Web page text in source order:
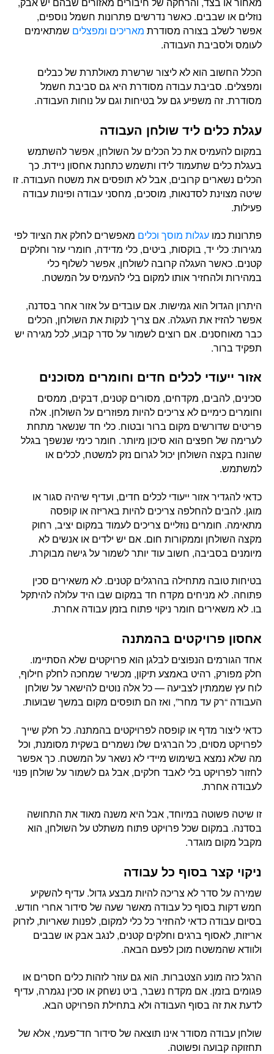
נוזלים או שבבים. כאשר נדרשים פתרונות חשמל נוספים,
אפשר לשלב בצורה מסודרת מאריכים ומפצלים שמתאימים
לעומס ולסביבת העבודה.
הכלל החשוב הוא לא ליצור שרשרת מאולתרת של כבלים
ומפצלים. סביבת עבודה מסודרת היא גם סביבת חשמל
מסודרת. זה משפיע גם על בטיחות וגם על נוחות העבודה.
עגלת כלים ליד שולחן העבודה
במקום להעמיס את כל הכלים על השולחן, אפשר להשתמש
בעגלת כלים שתעמוד לידו ותשמש כתחנת אחסון ניידת. כך
הכלים נשארים קרובים, אבל לא תופסים את משטח העבודה. זו
שיטה מצוינת לסדנאות, מוסכים, מחסני עבודה ופינות עבודה
פעילות.
פתרונות כמו עגלות מוסך וכלים מאפשרים לחלק את הציוד לפי
מגירות: כלי יד, בוקסות, ביטים, כלי מדידה, חומרי עזר וחלקים
קטנים. כאשר העגלה קרובה לשולחן, אפשר לשלוף כלי
במהירות ולהחזיר אותו למקום בלי להעמיס על המשטח.
היתרון הגדול הוא גמישות. אם עובדים על אזור אחר בסדנה,
אפשר להזיז את העגלה. אם צריך לנקות את השולחן, הכלים
כבר מאוחסנים. אם רוצים לשמור על סדר קבוע, לכל מגירה יש
תפקיד ברור.
אזור ייעודי לכלים חדים וחומרים מסוכנים
סכינים, להבים, מקדחים, מסורים קטנים, דבקים, ממסים
וחומרים כימיים לא צריכים להיות מפוזרים על השולחן. אלה
פריטים שדורשים מקום ברור ובטוח. כלי חד שנשאר מתחת
לערימה של חפצים הוא סיכון מיותר. חומר כימי שנשפך בגלל
שהונח בקצה השולחן יכול לגרום נזק למשטח, לכלים או
למשתמש.
כדאי להגדיר אזור ייעודי לכלים חדים, ועדיף שיהיה סגור או
מוגן. להבים להחלפה צריכים להיות באריזה או קופסה
מתאימה. חומרים נוזליים צריכים לעמוד במקום יציב, רחוק
מקצה השולחן וממקורות חום. אם יש ילדים או אנשים לא
מיומנים בסביבה, חשוב עוד יותר לשמור על גישה מבוקרת.
בטיחות טובה מתחילה בהרגלים קטנים. לא משאירים סכין
פתוחה. לא מניחים מקדח חד במקום שבו היד עלולה להיתקל
בו. לא משאירים חומר ניקוי פתוח בזמן עבודה אחרת.
אחסון פרויקטים בהמתנה
אחד הגורמים הנפוצים לבלגן הוא פרויקטים שלא הסתיימו.
חלק מפורק, רהיט באמצע תיקון, מכשיר שמחכה לחלק חילוף,
לוח עץ שממתין לצביעה — כל אלה נוטים להישאר על שולחן
העבודה “רק עד מחר”, ואז הם תופסים מקום במשך שבועות.
כדאי ליצור מדף או קופסה לפרויקטים בהמתנה. כל חלק שייך
לפרויקט מסוים, כל הברגים שלו נשמרים בשקית מסומנת, וכל
מה שלא נמצא בשימוש מיידי לא נשאר על המשטח. כך אפשר
לחזור לפרויקט בלי לאבד חלקים, אבל גם לשמור על שולחן פנוי
לעבודה אחרת.
זו שיטה פשוטה במיוחד, אבל היא משנה מאוד את התחושה
בסדנה. במקום שכל פרויקט פתוח משתלט על השולחן, הוא
מקבל מקום מוגדר.
ניקוי קצר בסוף כל עבודה
שמירה על סדר לא צריכה להיות מבצע גדול. עדיף להשקיע
חמש דקות בסוף כל עבודה מאשר שעה של סידור אחרי חודש.
בסיום עבודה כדאי להחזיר כל כלי למקום, לפנות שאריות, לזרוק
אריזות, לאסוף ברגים וחלקים קטנים, לנגב אבק או שבבים
ולוודא שהמשטח מוכן לפעם הבאה.
הרגל כזה מונע הצטברות. הוא גם עוזר לזהות כלים חסרים או
פגומים בזמן. אם מקדח נשבר, ביט נשחק או סכין נגמרה, עדיף
לדעת את זה בסוף העבודה ולא בתחילת הפרויקט הבא.
שולחן עבודה מסודר אינו תוצאה של סידור חד־פעמי, אלא של
תחזוקה קבועה ופשוטה.